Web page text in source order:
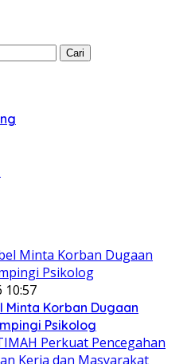
10:57
Minta Korban Dugaan
Psikolog